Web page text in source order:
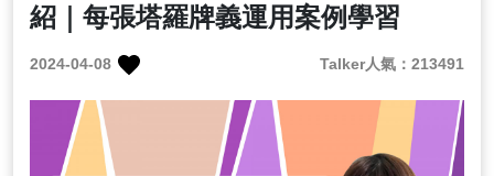
紹｜每張塔羅牌義運用案例學習
2024-04-08 Talker人氣：213491